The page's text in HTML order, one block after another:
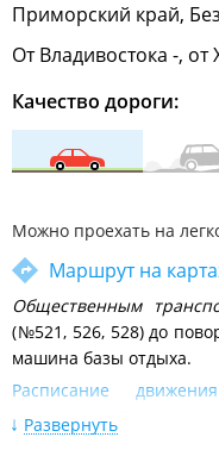
Приморский край,
От Владивостока -, от
Качество дороги:
Можно проехать на
Маршрут на
Общественным
(№521, 526, 528) до
машина базы отдыха.
Расписание
автовокзала Владивосток
Развернуть